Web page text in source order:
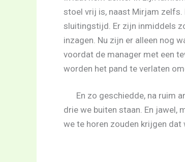
stoel vrij is, naast Mirjam zelfs.
sluitingstijd. Er zijn inmiddels
inzagen. Nu zijn er alleen nog
voordat de manager met een
worden het pand te verlaten
En zo geschiedde, na ruim
drie we buiten staan. En jawel,
we te horen zouden krijgen